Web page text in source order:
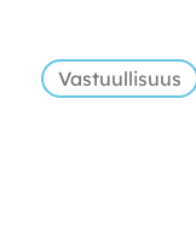
Vastuullisuus